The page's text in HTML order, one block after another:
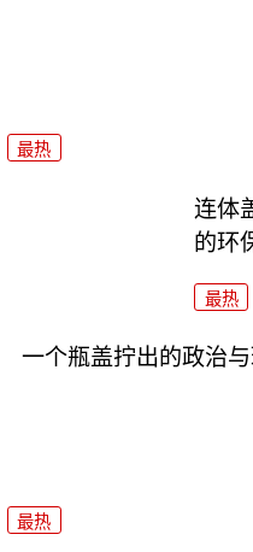
最热
连体
的环
最热
一个瓶盖拧出的政治
最热